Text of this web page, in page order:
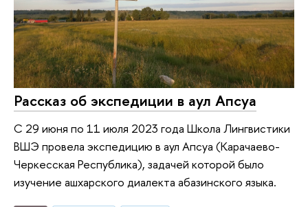
Рассказ об экспедиции в аул Апсуа
С 29 июня по 11 июля 2023 года Школа Лингвистики
ВШЭ провела экспедицию в аул Апсуа (Карачаево-
Черкесская Республика), задачей которой было
изучение ашхарского диалекта абазинского языка.